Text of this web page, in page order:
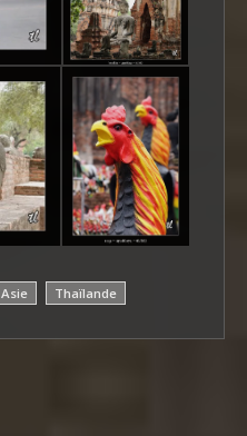
Asie Thaïlande